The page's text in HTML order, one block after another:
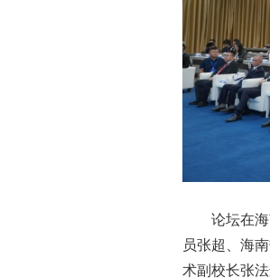
论坛在
员张超、海
术副校长张